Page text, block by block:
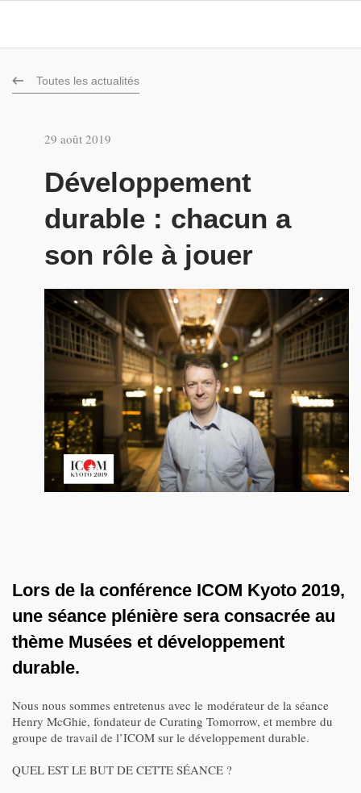
Toutes les actualités
29 août 2019
Développement
durable : chacun a
son rôle à jouer
Lors de la conférence ICOM Kyoto 2019,
une séance plénière sera consacrée au
thème Musées et développement
durable.
Nous nous sommes entretenus avec le modérateur de la séance
Henry McGhie, fondateur de Curating Tomorrow, et membre du
groupe de travail de l’ICOM sur le développement durable.
QUEL EST LE BUT DE CETTE SÉANCE ?